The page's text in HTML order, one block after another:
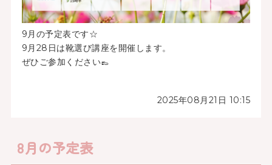
9月の予定表です☆
9月28日は靴選び講座を開催します。
ぜひご参加ください👞
2025年08月21日 10:15
8月の予定表